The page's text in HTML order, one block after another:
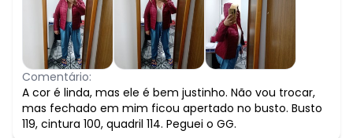
Comentário:
A cor é linda, mas ele é bem justinho. Não vou trocar,
mas fechado em mim ficou apertado no busto. Busto
119, cintura 100, quadril 114. Peguei o GG.